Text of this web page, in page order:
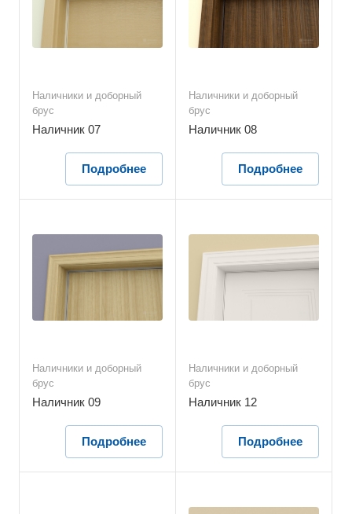
Наличники и доборный
брус
Наличник 07
Подробнее
Наличники и доборный
брус
Наличник 08
Подробнее
Наличники и доборный
брус
Наличник 09
Подробнее
Наличники и доборный
брус
Наличник 12
Подробнее